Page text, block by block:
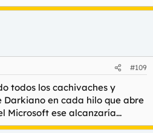
#109
todos los cachivaches y
Darkiano en cada hilo que abre
Microsoft ese alcanzaría...